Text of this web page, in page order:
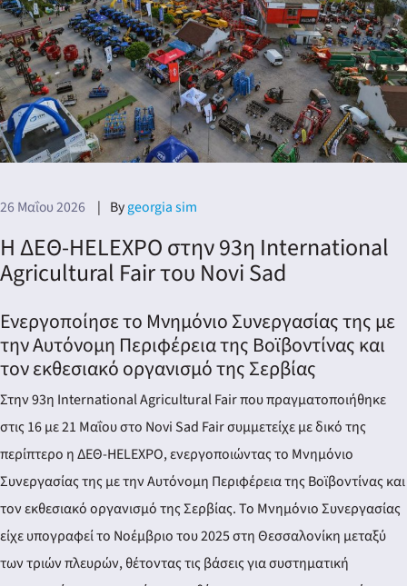
26 Μαΐου 2026 Bygeorgia sim
Η ΔΕΘ-HELEXPO στην 93η International
Agricultural Fair του Novi Sad
Ενεργοποίησε το Μνημόνιο Συνεργασίας της με
την Αυτόνομη Περιφέρεια της Βοϊβοντίνας και
τον εκθεσιακό οργανισμό της Σερβίας
Στην 93η International Agricultural Fair που πραγματοποιήθηκε
στις 16 με 21 Μαΐου στο Novi Sad Fair συμμετείχε με δικό της
περίπτερο η ΔΕΘ-HELEXPO, ενεργοποιώντας το Μνημόνιο
Συνεργασίας της με την Αυτόνομη Περιφέρεια της Βοϊβοντίνας και
τον εκθεσιακό οργανισμό της Σερβίας. Το Μνημόνιο Συνεργασίας
είχε υπογραφεί το Νοέμβριο του 2025 στη Θεσσαλονίκη μεταξύ
των τριών πλευρών, θέτοντας τις βάσεις για συστηματική